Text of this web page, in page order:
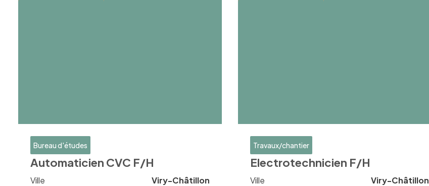
Bureau d'études
Automaticien CVC F/H
Ville Viry-Châtillon
Travaux/chantier
Electrotechnicien F/H
Ville Viry-Châtillon